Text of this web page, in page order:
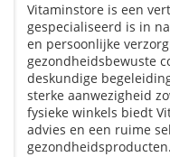
Vitaminstore is een
gespecialiseerd is in
en persoonlijke
gezondheidsbewuste
deskundige
sterke aanwezigheid
fysieke winkels biedt
advies en een ruime
gezondheidsproducten.